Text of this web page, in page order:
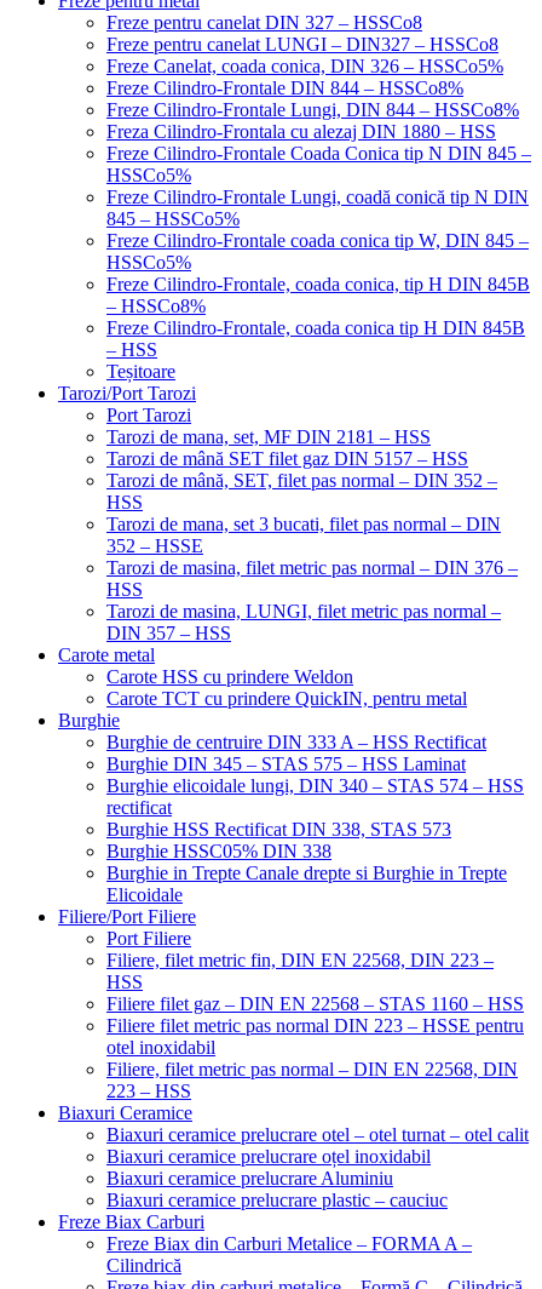
Freze pentru canelat DIN 327 – HSSCo8
Freze pentru canelat LUNGI – DIN327 – HSSCo8
Freze Canelat, coada conica, DIN 326 – HSSCo5%
Freze Cilindro-Frontale DIN 844 – HSSCo8%
Freze Cilindro-Frontale Lungi, DIN 844 – HSSCo8%
Freza Cilindro-Frontala cu alezaj DIN 1880 – HSS
Freze Cilindro-Frontale Coada Conica tip N DIN 845 –
HSSCo5%
Freze Cilindro-Frontale Lungi, coadă conică tip N DIN
845 – HSSCo5%
Freze Cilindro-Frontale coada conica tip W, DIN 845 –
HSSCo5%
Freze Cilindro-Frontale, coada conica, tip H DIN 845B
– HSSCo8%
Freze Cilindro-Frontale, coada conica tip H DIN 845B
– HSS
Teșitoare
Tarozi/Port Tarozi
Port Tarozi
Tarozi de mana, set, MF DIN 2181 – HSS
Tarozi de mână SET filet gaz DIN 5157 – HSS
Tarozi de mână, SET, filet pas normal – DIN 352 –
HSS
Tarozi de mana, set 3 bucati, filet pas normal – DIN
352 – HSSE
Tarozi de masina, filet metric pas normal – DIN 376 –
HSS
Tarozi de masina, LUNGI, filet metric pas normal –
DIN 357 – HSS
Carote metal
Carote HSS cu prindere Weldon
Carote TCT cu prindere QuickIN, pentru metal
Burghie
Burghie de centruire DIN 333 A – HSS Rectificat
Burghie DIN 345 – STAS 575 – HSS Laminat
Burghie elicoidale lungi, DIN 340 – STAS 574 – HSS
rectificat
Burghie HSS Rectificat DIN 338, STAS 573
Burghie HSSC05% DIN 338
Burghie in Trepte Canale drepte si Burghie in Trepte
Elicoidale
Filiere/Port Filiere
Port Filiere
Filiere, filet metric fin, DIN EN 22568, DIN 223 –
HSS
Filiere filet gaz – DIN EN 22568 – STAS 1160 – HSS
Filiere filet metric pas normal DIN 223 – HSSE pentru
otel inoxidabil
Filiere, filet metric pas normal – DIN EN 22568, DIN
223 – HSS
Biaxuri Ceramice
Biaxuri ceramice prelucrare otel – otel turnat – otel calit
Biaxuri ceramice prelucrare oțel inoxidabil
Biaxuri ceramice prelucrare Aluminiu
Biaxuri ceramice prelucrare plastic – cauciuc
Freze Biax Carburi
Freze Biax din Carburi Metalice – FORMA A –
Cilindrică